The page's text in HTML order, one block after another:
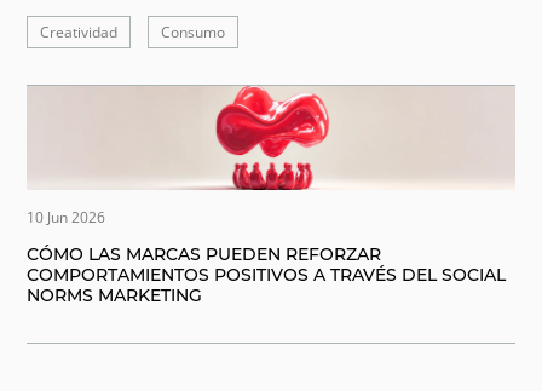
Creatividad Consumo
10 Jun 2026
CÓMO LAS MARCAS PUEDEN REFORZAR
COMPORTAMIENTOS POSITIVOS A TRAVÉS DEL SOCIAL
NORMS MARKETING